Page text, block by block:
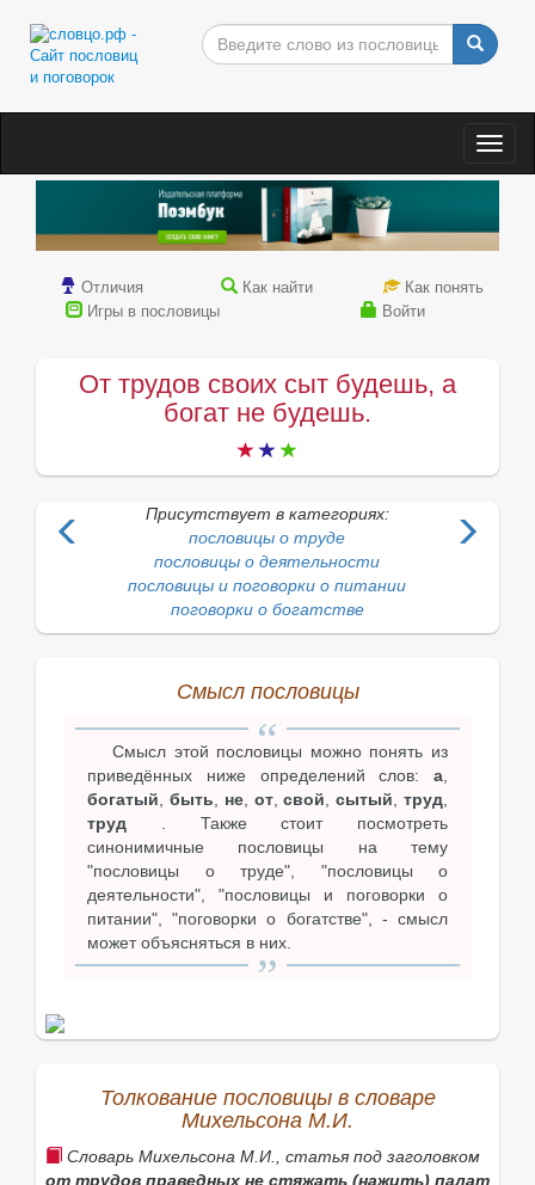
Отличия Как найти
Как понять
Игры в пословицы
Войти
От трудов своих сыт будешь, а
богат не будешь.
Присутствует в категориях:
пословицы о труде
пословицы о деятельности
пословицы и поговорки о питании
поговорки о богатстве
Смысл пословицы
Смысл этой пословицы можно понять из
приведённых ниже определений слов: а,
богатый, быть, не, от,свой,сытый,труд,
труд . Также стоит посмотреть
синонимичные пословицы на тему
"пословицы о труде", "пословицы о
деятельности", "пословицы и поговорки о
питании", "поговорки о богатстве", - смысл
может объясняться в них.
Толкование пословицы в словаре
Михельсона М.И.
Словарь Михельсона М.И., статья под заголовком
от трудов праведных не стяжать (нажить) палат